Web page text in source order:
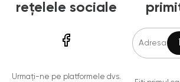
rețelele sociale
Urmați-ne pe platformele dvs.